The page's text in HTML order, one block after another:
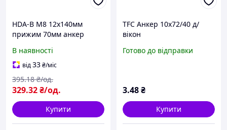
HDA-B М8 12х140мм
прижим 70мм анкер
8.8 оцинкований
[92F2S00H92FB12A420]
Metalvis
В наявності
від33₴/міс
329.32₴/од.
395.18 ₴/од.
Купити
TFC Анкер 10х72/40 д/
вікон
Готово до відправки
3.48₴
Купити